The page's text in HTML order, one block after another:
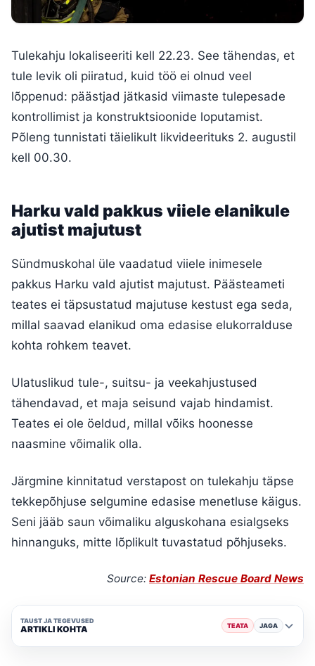
Tulekahju lokaliseeriti kell 22.23. See tähendas, et
tule levik oli piiratud, kuid töö ei olnud veel
lõppenud: päästjad jätkasid viimaste tulepesade
kontrollimist ja konstruktsioonide loputamist.
Põleng tunnistati täielikult likvideerituks 2. augustil
kell 00.30.
Harku vald pakkus viiele elanikule
ajutist majutust
Sündmuskohal üle vaadatud viiele inimesele
pakkus Harku vald ajutist majutust. Päästeameti
teates ei täpsustatud majutuse kestust ega seda,
millal saavad elanikud oma edasise elukorralduse
kohta rohkem teavet.
Ulatuslikud tule-, suitsu- ja veekahjustused
tähendavad, et maja seisund vajab hindamist.
Teates ei ole öeldud, millal võiks hoonesse
naasmine võimalik olla.
Järgmine kinnitatud verstapost on tulekahju täpse
tekkepõhjuse selgumine edasise menetluse käigus.
Seni jääb saun võimaliku alguskohana esialgseks
hinnanguks, mitte lõplikult tuvastatud põhjuseks.
Source: Estonian Rescue Board News
TAUST JA TEGEVUSED
ARTIKLI KOHTA TEATA JAGA